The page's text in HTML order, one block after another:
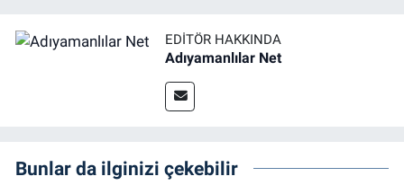
EDITÖR HAKKINDA
Adıyamanlılar Net
Bunlar da ilginizi çekebilir